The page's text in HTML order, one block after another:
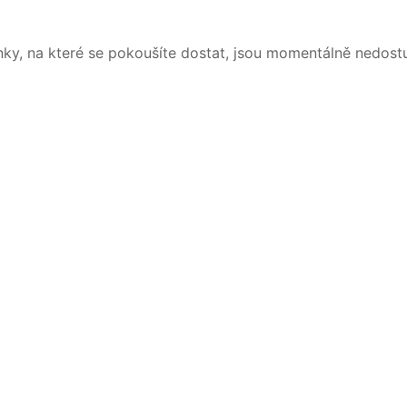
na které se pokoušíte dostat, jsou momentálně